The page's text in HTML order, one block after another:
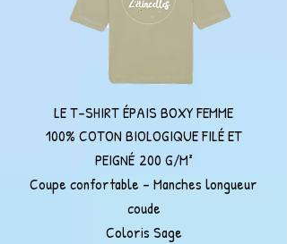
LE T-SHIRT ÉPAIS BOXY FEMME
100% COTON BIOLOGIQUE FILÉ ET
PEIGNÉ 200 G/M²
Coupe confortable - Manches longueur
coude
Coloris Sage